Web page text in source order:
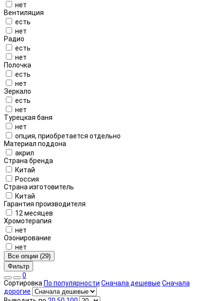
нет
Вентиляция
есть
нет
Радио
есть
нет
Полочка
есть
нет
Зеркало
есть
нет
Турецкая баня
нет
опция, приобретается отдельно
Материал поддона
акрил
Страна бренда
Китай
Россия
Страна изготовитель
Китай
Гарантия производителя
12 месяцев
Хромотерапия
нет
Озонирование
нет
Все опции (29)
Фильтр
0
Сортировка По популярности Сначала дешевые Сначала
дорогие